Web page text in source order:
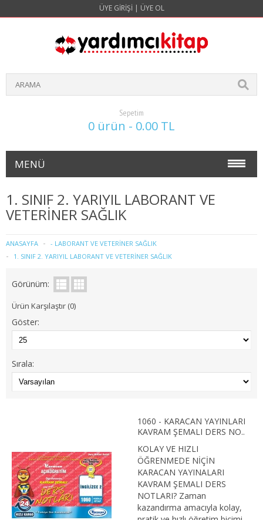
ÜYE GIRIŞI | ÜYE OL
Sepetim
0 ürün - 0.00 TL
MENÜ
İŞLETME
1. SINIF 1. YARIYIL İŞLETME
2. SINIF 3. YARIYIL İŞLETME
2. SINIF 4. YARIYIL İŞLETME
3. SINIF 6. YARIYIL İŞLETME
4. SINIF 8. YARIYIL İŞLETME
İKTİSAT
1. SINIF 1. YARIYIL İKTİSAT
1. SINIF 2. YARIYIL İKTİSAT
1. SINIF 2. YARIYIL LABORANT VE
VETERİNER SAĞLIK
ANASAYFA
- LABORANT VE VETERİNER SAĞLIK
1. SINIF 2. YARIYIL LABORANT VE VETERİNER SAĞLIK
Görünüm:
Ürün Karşılaştır (0)
Göster:
Sırala:
1060 - KARACAN YAYINLARI
KAVRAM ŞEMALI DERS NO..
KOLAY VE HIZLI
ÖĞRENMEDE NİÇİN
KARACAN YAYINALARI
KAVRAM ŞEMALI DERS
NOTLARI? Zaman
kazandırma amacıyla kolay,